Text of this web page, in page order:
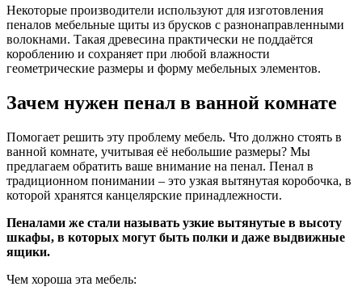
Некоторые производители используют для изготовления
пеналов мебельные щиты из брусков с разнонаправленными
волокнами. Такая древесина практически не поддаётся
короблению и сохраняет при любой влажности
геометрические размеры и форму мебельных элементов.
Зачем нужен пенал в ванной комнате
Помогает решить эту проблему мебель. Что должно стоять в
ванной комнате, учитывая её небольшие размеры? Мы
предлагаем обратить ваше внимание на пенал. Пенал в
традиционном понимании – это узкая вытянутая коробочка, в
которой хранятся канцелярские принадлежности.
Пеналами же стали называть узкие вытянутые в высоту
шкафы, в которых могут быть полки и даже выдвижные
ящики.
Чем хороша эта мебель: